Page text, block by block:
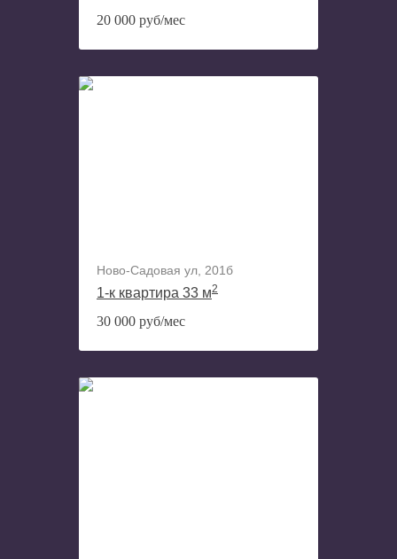
20 000 руб/мес
Ново-Садовая ул, 201б
1-к квартира 33 м2
30 000 руб/мес